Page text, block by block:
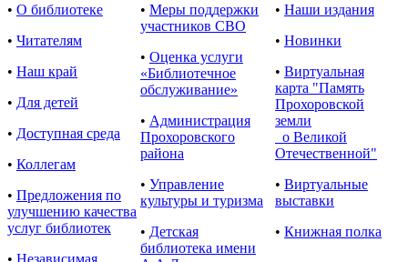
• О библиотеке
• Читателям
• Наш край
• Для детей
• Доступная среда
• Коллегам
• Предложения по
улучшению качества
услуг библиотек
• Независимая
• Меры поддержки
участников СВО
• Оценка услуги
«Библиотечное
обслуживание»
• Администрация
Прохоровского
района
• Управление
культуры и туризма
• Детская
библиотека имени
• Наши издания
• Новинки
• Виртуальная
карта "Память
Прохоровской
земли
о Великой
Отечественной"
• Виртуальные
выставки
• Книжная полка